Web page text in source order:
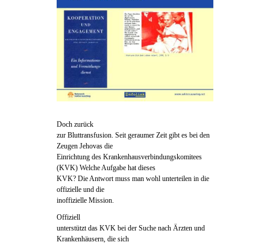
Doch zurück
zur Bluttransfusion. Seit geraumer Zeit gibt es bei den
Zeugen Jehovas die
Einrichtung des Krankenhausverbindungskomitees
(KVK) Welche Aufgabe hat dieses
KVK? Die Antwort muss man wohl unterteilen in die
offizielle und die
inoffizielle Mission.
Offiziell
unterstützt das KVK bei der Suche nach Ärzten und
Krankenhäusern, die sich